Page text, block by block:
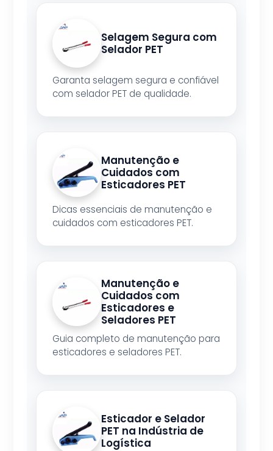
Selagem Segura com
Selador PET
Garanta selagem segura e confiável
com selador PET de qualidade.
Manutenção e
Cuidados com
Esticadores PET
Dicas essenciais de manutenção e
cuidados com esticadores PET.
Manutenção e
Cuidados com
Esticadores e
Seladores PET
Guia completo de manutenção para
esticadores e seladores PET.
Esticador e Selador
PET na Indústria de
Logística